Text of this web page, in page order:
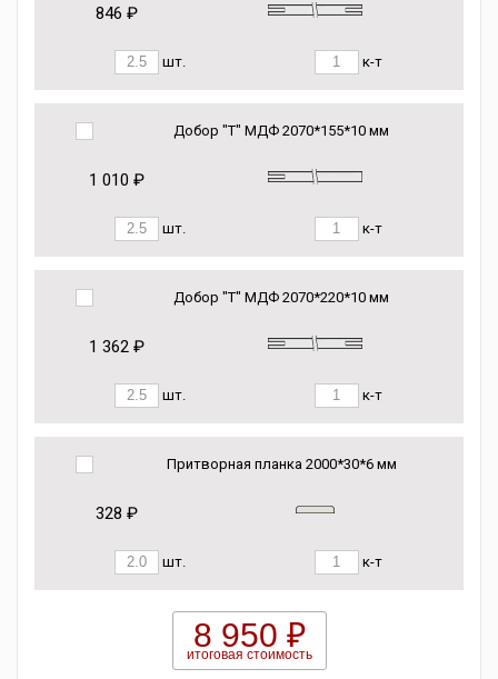
846 ₽
шт. к-т
Добор "Т" МДФ 2070*155*10 мм
1 010 ₽
шт. к-т
Добор "Т" МДФ 2070*220*10 мм
1 362 ₽
шт. к-т
Притворная планка 2000*30*6 мм
328 ₽
шт. к-т
8 950 ₽
итоговая стоимость